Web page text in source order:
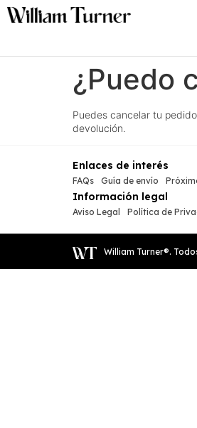
¿Puedo
Puedes cancelar tu
devolución.
Enlaces de interés
FAQs Guía de envío
Información legal
Aviso Legal Política de
William Turner®.